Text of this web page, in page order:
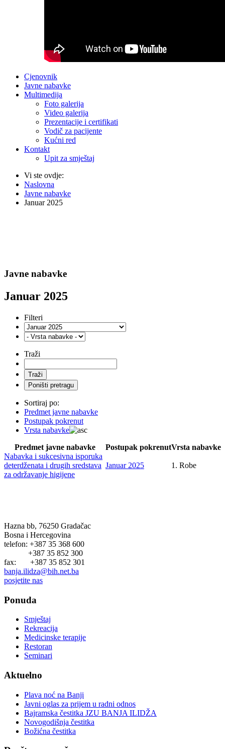
Cjenovnik
Javne nabavke
Multimedija
Foto galerija
Video galerija
Prezentacije i certifikati
Vodič za pacijente
Kućni red
Kontakt
Upit za smještaj
Vi ste ovdje:
Naslovna
Javne nabavke
Januar 2025
Javne nabavke
Januar 2025
Filteri
Traži
Sortiraj po:
Predmet javne nabavke
Postupak pokrenut
Vrsta nabavke
Predmet javne nabavke
Postupak pokrenutVrsta nabavke
Nabavka i sukcesivna isporuka
deterdženata i drugih sredstava
za održavanje higijene
Januar 2025 1. Robe
Hazna bb, 76250 Gradačac
Bosna i Hercegovina
telefon: +387 35 368 600
+387 35 852 300
fax: +387 35 852 301
banja.ilidza@bih.net.ba
posjetite nas
Ponuda
Smještaj
Rekreacija
Medicinske terapije
Restoran
Seminari
Aktuelno
Plava noć na Banji
Javni oglas za prijem u radni odnos
Bajramska čestitka JZU BANJA ILIDŽA
Novogodišnja čestitka
Božićna čestitka